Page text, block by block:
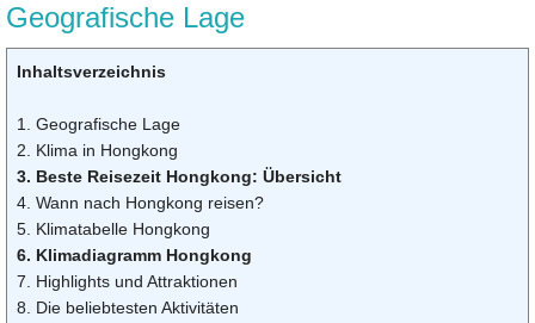
Geografische Lage
Inhaltsverzeichnis
1. Geografische Lage
2. Klima in Hongkong
3. Beste Reisezeit Hongkong: Übersicht
4. Wann nach Hongkong reisen?
5. Klimatabelle Hongkong
6. Klimadiagramm Hongkong
7. Highlights und Attraktionen
8. Die beliebtesten Aktivitäten